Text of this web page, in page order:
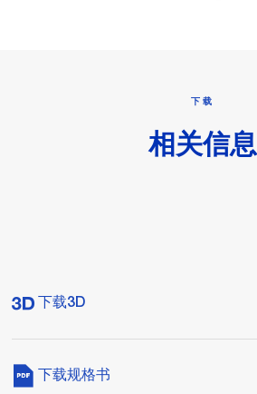
下载
相关信息
下载3D
下载规格书